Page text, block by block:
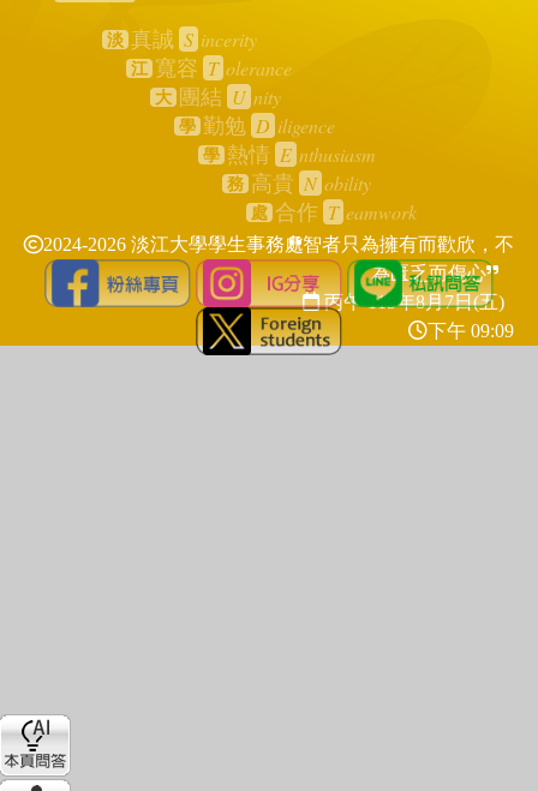
淡 真誠 S incerity
江 寬容 T olerance
大 團結 U nity
學 勤勉 D iligence
學 熱情 E nthusiasm
務 高貴 N obility
處 合作 T eamwork
2024-2026 淡江大學學生事務處智者只為擁有而歡欣，不
為匱乏而傷心
丙午 115年8月7日(五)
下午 09:09